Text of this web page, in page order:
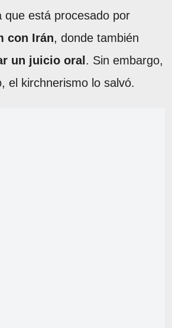
que está procesado por
con Irán, donde también
un juicio oral . Sin embargo,
el kirchnerismo lo salvó.